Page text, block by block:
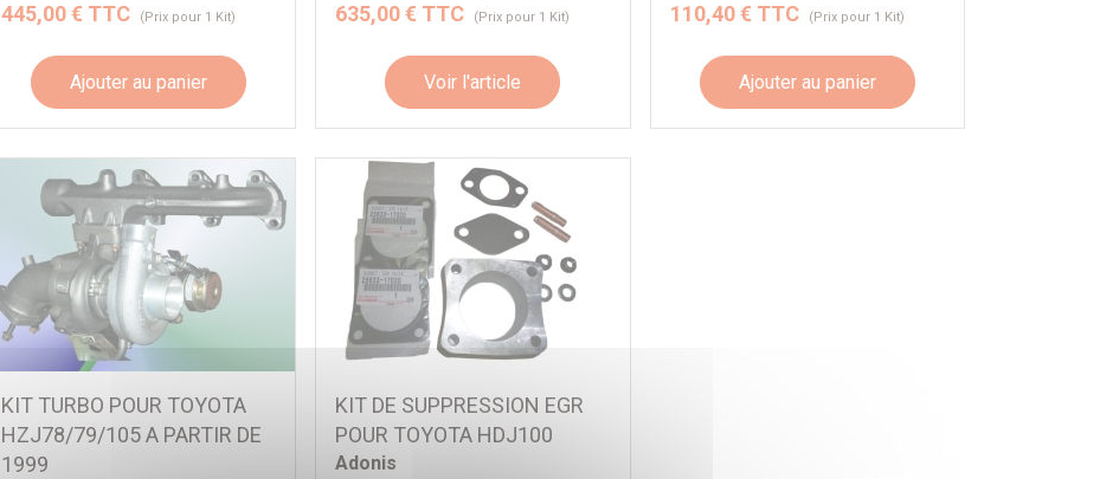
445,00 € TTC (Prix pour 1 Kit)
Ajouter au panier
635,00 € TTC (Prix pour 1 Kit)
Voir l'article
110,40 € TTC (Prix pour 1 Kit)
Ajouter au panier
KIT TURBO POUR TOYOTA
HZJ78/79/105 A PARTIR DE
1999
KIT DE SUPPRESSION EGR
POUR TOYOTA HDJ100
Adonis